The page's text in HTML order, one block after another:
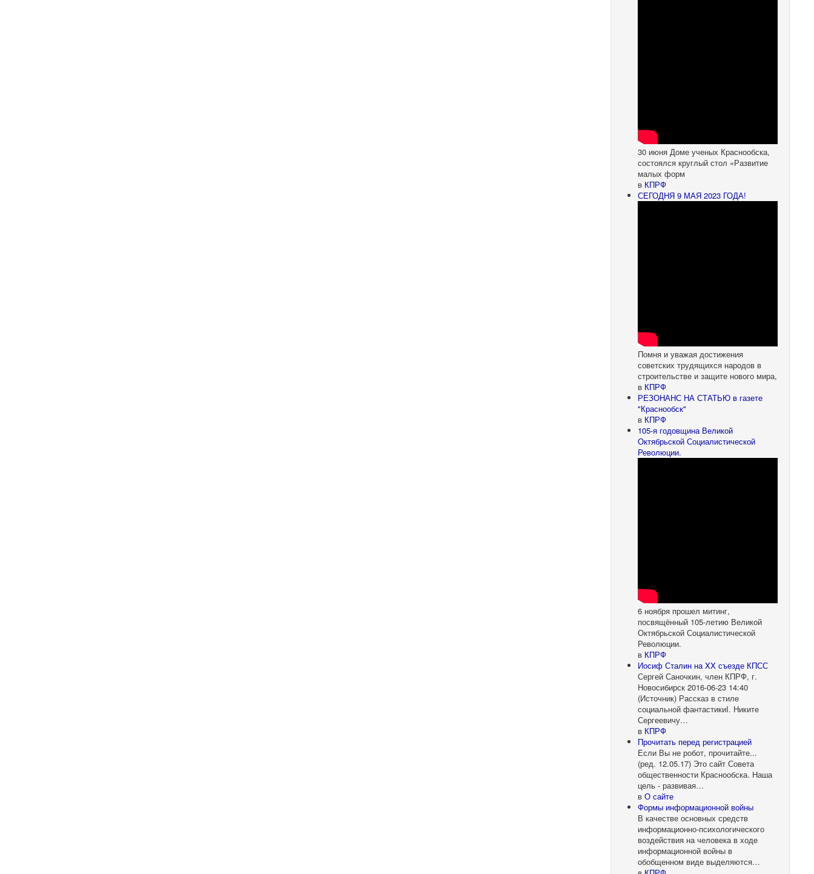
30 июня Доме ученых Краснообска,
состоялся круглый стол «Развитие
малых форм
в КПРФ
СЕГОДНЯ 9 МАЯ 2023 ГОДА!
Помня и уважая достижения
советских трудящихся народов в
строительстве и защите нового мира,
в КПРФ
РЕЗОНАНС НА СТАТЬЮ в газете
"Краснообск"
в КПРФ
105-я годовщина Великой
Октябрьской Социалистической
Революции.
6 ноября прошел митинг,
посвящённый 105-летию Великой
Октябрьской Социалистической
Революции.
в КПРФ
Иосиф Сталин на XX съезде КПСС
Сергей Саночкин, член КПРФ, г.
Новосибирск 2016-06-23 14:40
(Источник) Рассказ в стиле
социальной фантастикиI. Никите
Сергеевичу…
в КПРФ
Прочитать перед регистрацией
Если Вы не робот, прочитайте...
(ред. 12.05.17) Это сайт Совета
общественности Краснообска. Наша
цель - развивая…
вО сайте
Формы информационной войны
В качестве основных средств
информационно-психологического
воздействия на человека в ходе
информационной войны в
обобщенном виде выделяются…